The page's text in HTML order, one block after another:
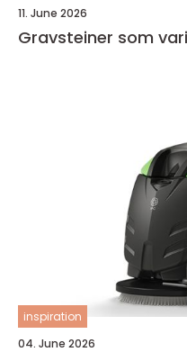
11. June 2026
Gravsteiner som
inspiration
04. June 2026